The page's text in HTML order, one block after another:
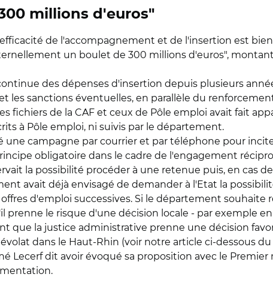
millions d'euros"
de l'accompagnement et de l'insertion est
un boulet de 300 millions d'euros",
des dépenses d'insertion depuis plusieurs
les sanctions éventuelles, en parallèle du
fichiers de la CAF et ceux de Pôle emploi avait fait
à Pôle emploi, ni suivis par le département.
une campagne par courrier et par téléphone pour
obligatoire dans le cadre de l'engagement
la possibilité procéder à une retenue puis, en cas
avait déjà envisagé de demander à l'Etat la
d'emploi successives. Si le département
prenne le risque d'une décision locale - par exemple
que la justice administrative prenne une décision
dans le Haut-Rhin (voir notre article ci-dessous du
Lecerf dit avoir évoqué sa proposition avec le